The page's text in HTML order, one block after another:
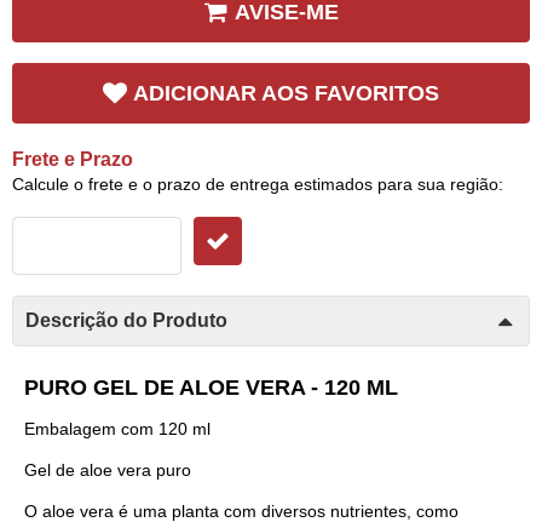
AVISE-ME
ADICIONAR AOS FAVORITOS
Frete e Prazo
Calcule o frete e o prazo de entrega estimados para sua região:
Descrição do Produto
PURO GEL DE ALOE VERA - 120 ML
Embalagem com 120 ml
Gel de aloe vera puro
O aloe vera é uma planta com diversos nutrientes, como